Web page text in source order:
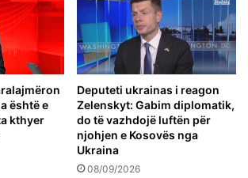
është e
kthyer
Deputeti ukrainas i reagon
Zelenskyt: Gabim diplomatik,
do të vazhdojë luftën për
njohjen e Kosovës nga
Ukraina
08/09/2026